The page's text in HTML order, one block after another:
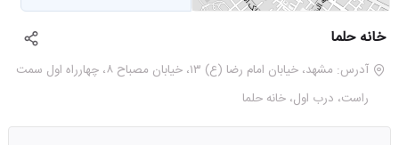
خانه حلما
آدرس: مشهد، خیابان امام رضا (ع) ۱۳، خیابان مصباح ۸، چهارراه اول سمت
راست، درب اول، خانه حلما